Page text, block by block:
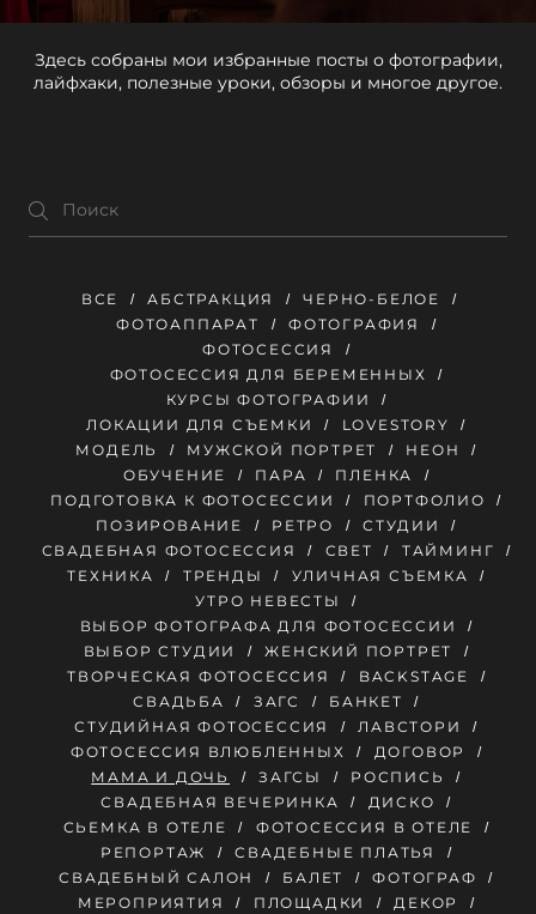
Здесь собраны мои избранные посты о фотографии,
лайфхаки, полезные уроки, обзоры и многое другое.
ВСЕ АБСТРАКЦИЯ
ЧЕРНО-БЕЛОЕ
ФОТОАППАРАТ
ФОТОГРАФИЯ
ФОТОСЕССИЯ
ФОТОСЕССИЯ ДЛЯ БЕРЕМЕННЫХ
КУРСЫ ФОТОГРАФИИ
ЛОКАЦИИ ДЛЯ СЪЕМКИ
LOVESTORY
МОДЕЛЬ
МУЖСКОЙ ПОРТРЕТ
НЕОН
ОБУЧЕНИЕ
ПАРА
ПЛЕНКА
ПОДГОТОВКА К ФОТОСЕССИИ
ПОРТФОЛИО
ПОЗИРОВАНИЕ
РЕТРО
СТУДИИ
СВАДЕБНАЯ ФОТОСЕССИЯ
СВЕТ
ТАЙМИНГ
ТЕХНИКА
ТРЕНДЫ
УЛИЧНАЯ СЪЕМКА
УТРО НЕВЕСТЫ
ВЫБОР ФОТОГРАФА ДЛЯ ФОТОСЕССИИ
ВЫБОР СТУДИИ
ЖЕНСКИЙ ПОРТРЕТ
ТВОРЧЕСКАЯ ФОТОСЕССИЯ
BACKSTAGE
СВАДЬБА
ЗАГС
БАНКЕТ
СТУДИЙНАЯ ФОТОСЕССИЯ
ЛАВСТОРИ
ФОТОСЕССИЯ ВЛЮБЛЕННЫХ
ДОГОВОР
МАМА И ДОЧЬ
ЗАГСЫ
РОСПИСЬ
СВАДЕБНАЯ ВЕЧЕРИНКА
ДИСКО
СЬЕМКА В ОТЕЛЕ
ФОТОСЕССИЯ В ОТЕЛЕ
РЕПОРТАЖ
СВАДЕБНЫЕ ПЛАТЬЯ
СВАДЕБНЫЙ САЛОН
БАЛЕТ
ФОТОГРАФ
МЕРОПРИЯТИЯ
ПЛОЩАДКИ
ДЕКОР